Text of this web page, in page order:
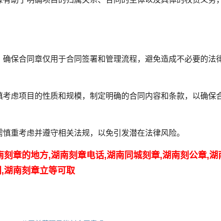
保合同章仅用于合同签署和管理流程，避免造成不必要的法
虑项目的性质和规模，制定明确的合同内容和条款，以确保
重考虑并遵守相关法规，以免引发潜在法律风险。
章的地方,湖南刻章电话,湖南同城刻章,湖南刻公章,湖
湖南刻章立等可取